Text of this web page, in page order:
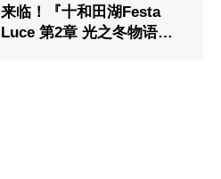
来临！『十和田湖Festa
Luce 第2章 光之冬物语』